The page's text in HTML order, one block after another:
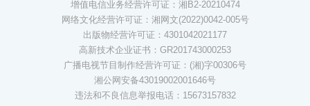
增值电信业务经营许可证：湘B2-20210474
网络文化经营许可证：湘网文(2022)0042-005号
出版物经营许可证：4301042021177
高新技术企业证书：GR201743000253
广播电视节目制作经营许可证：(湘)字00306号
湘公网安备43019002001646号
违法和不良信息举报电话：15673157832